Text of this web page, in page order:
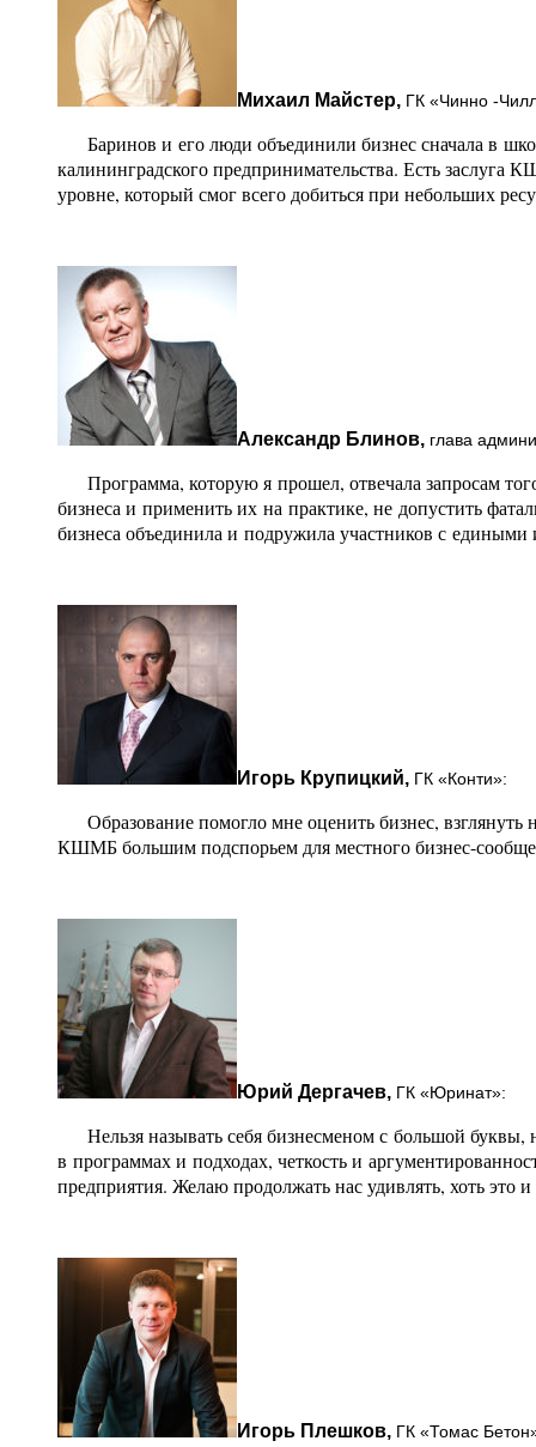
Михаил Майстер, ГК «Чинно -
Баринов и его люди объединили бизнес сначала в
калининградского предпринимательства. Есть заслуга
уровне, который смог всего добиться при небольших
Александр Блинов, глава
Программа, которую я прошел, отвечала запросам
бизнеса и применить их на практике, не допустить
бизнеса объединила и подружила участников с
Игорь Крупицкий, ГК «Конти»:
Образование помогло мне оценить бизнес,
КШМБ большим подспорьем для местного бизнес-
Юрий Дергачев, ГК «Юринат»:
Нельзя называть себя бизнесменом с большой
в программах и подходах, четкость и
предприятия. Желаю продолжать нас удивлять, хоть это
Игорь Плешков, ГК «Томас